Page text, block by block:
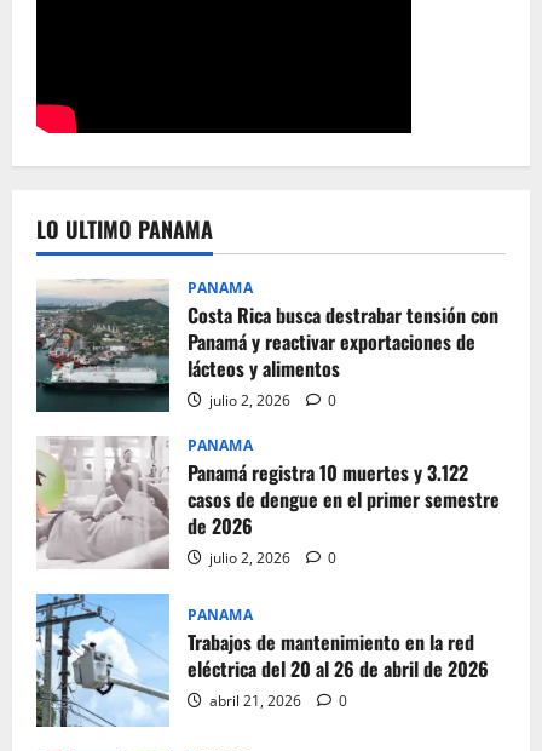
LO ULTIMO PANAMA
PANAMA
Costa Rica busca destrabar tensión con
Panamá y reactivar exportaciones de
lácteos y alimentos
julio 2, 2026 0
PANAMA
Panamá registra 10 muertes y 3.122
casos de dengue en el primer semestre
de 2026
julio 2, 2026 0
PANAMA
Trabajos de mantenimiento en la red
eléctrica del 20 al 26 de abril de 2026
abril 21, 2026 0